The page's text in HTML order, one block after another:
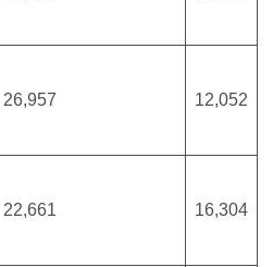
26,957 12,052
22,661 16,304